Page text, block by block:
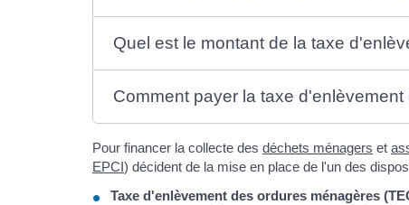
Quel est le montant de la taxe
Comment payer la taxe
Pour financer la collecte des déchets ménagers et
EPCI) décident de la mise en place de l'un des
Taxe d'enlèvement des ordures ménagères